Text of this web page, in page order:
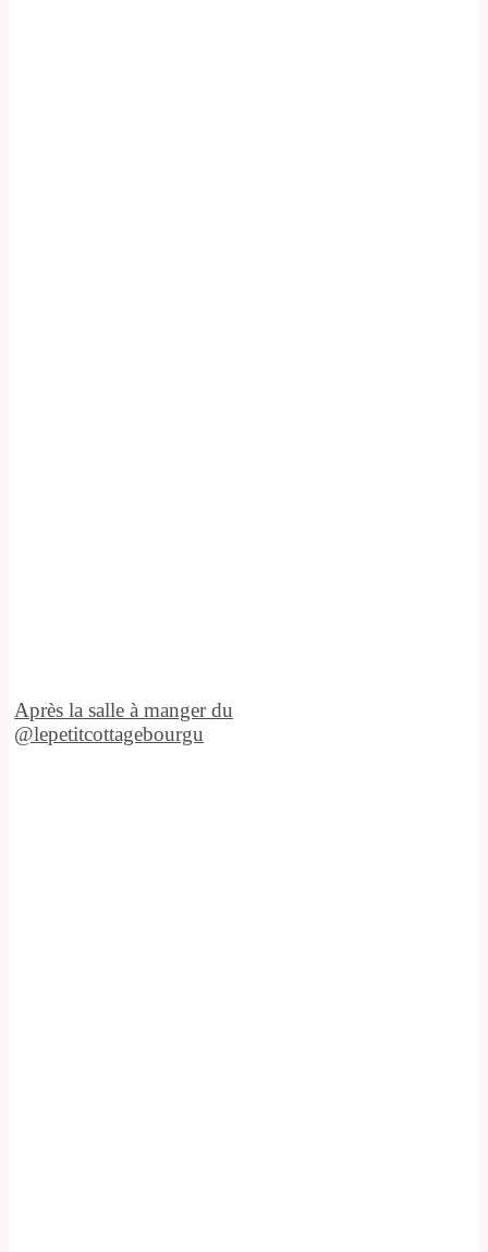
Après la salle à manger du
@lepetitcottagebourgu